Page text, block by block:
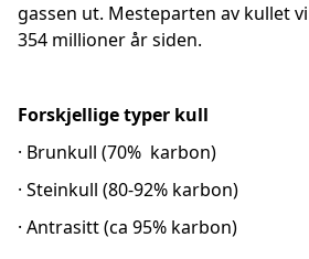
gassen ut. Mesteparten av kullet
354 millioner år siden.
Forskjellige typer kull
· Brunkull (70% karbon)
· Steinkull (80-92% karbon)
· Antrasitt (ca 95% karbon)